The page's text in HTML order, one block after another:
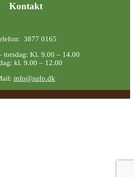
Kontakt
3877 0165
torsdag: Kl. 9.00 – 14.00
kl. 9.00 – 12.00
info@sufo.dk